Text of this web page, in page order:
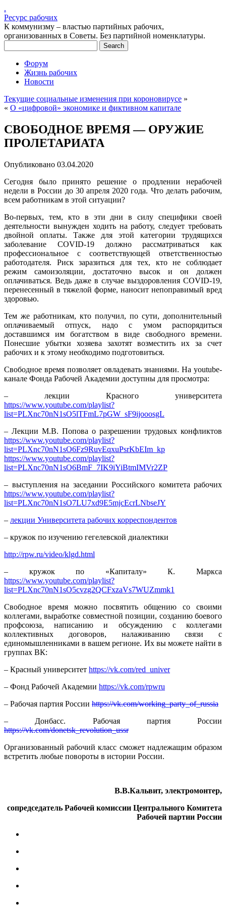
.
Ресурс рабочих
К коммунизму – властью партийных рабочих,
организованных в Советы. Без партийной номенклатуры.
Форум
Жизнь рабочих
Новости
Текущие социальные изменения при короновирусе »
« О «цифровой» экономике и фиктивном капитале
СВОБОДНОЕ ВРЕМЯ — ОРУЖИЕ
ПРОЛЕТАРИАТА
Опубликовано 03.04.2020
Сегодня было принято решение о продлении нерабочей
недели в России до 30 апреля 2020 года. Что делать рабочим,
всем работникам в этой ситуации?
Во-первых, тем, кто в эти дни в силу специфики своей
деятельности вынужден ходить на работу, следует требовать
двойной оплаты. Также для этой категории трудящихся
заболевание COVID-19 должно рассматриваться как
профессиональное с соответствующей ответственностью
работодателя. Риск заразиться для тех, кто не соблюдает
режим самоизоляции, достаточно высок и он должен
оплачиваться. Ведь даже в случае выздоровления COVID-19,
перенесенный в тяжелой форме, наносит непоправимый вред
здоровью.
Тем же работникам, кто получил, по сути, дополнительный
оплачиваемый отпуск, надо с умом распорядиться
доставшимся им богатством в виде свободного времени.
Понесшие убытки хозяева захотят возместить их за счет
рабочих и к этому необходимо подготовиться.
Свободное время позволяет овладевать знаниями. На youtube-
канале Фонда Рабочей Академии доступны для просмотра:
– лекции Красного университета
https://www.youtube.com/playlist?
list=PLXnc70nN1sO5lTFmL7pGW_sF9ijooosgL
– Лекции М.В. Попова о разрешении трудовых конфликтов
https://www.youtube.com/playlist?
list=PLXnc70nN1sO6Fz9RuvEqxuPsrKbEIm_kp
https://www.youtube.com/playlist?
list=PLXnc70nN1sO6BmF_7IK9iYiBtmIMVr2ZP
– выступления на заседании Российского комитета рабочих
https://www.youtube.com/playlist?
list=PLXnc70nN1sO7LU7xd9E5mjcEcrLNbseJY
– лекции Университета рабочих корреспондентов
– кружок по изучению гегелевской диалектики
http://rpw.ru/video/klgd.html
– кружок по «Капиталу» К. Маркса
https://www.youtube.com/playlist?
list=PLXnc70nN1sO5cvzg2QCFxzaVs7WUZmmk1
Свободное время можно посвятить общению со своими
коллегами, выработке совместной позиции, созданию боевого
профсоюза, написанию и обсуждению с коллегами
коллективных договоров, налаживанию связи с
единомышленниками в вашем регионе. Их вы можете найти в
группах ВК:
– Красный университет https://vk.com/red_univer
– Фонд Рабочей Академии https://vk.com/rpwru
– Рабочая партия России https://vk.com/working_party_of_russia
– Донбасс. Рабочая партия России
https://vk.com/donetsk_revolution_ussr
Организованный рабочий класс сможет надлежащим образом
встретить любые повороты в истории России.
В.В.Кальвит, электромонтер,
сопредседатель Рабочей комиссии Центрального Комитета
Рабочей партии России